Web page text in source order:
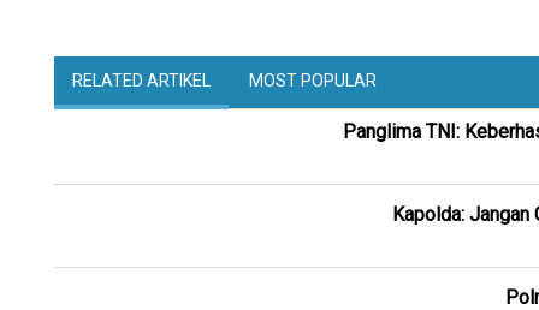
RELATED ARTIKEL MOST POPULAR
Panglima TNI:
Kapolda: Jangan